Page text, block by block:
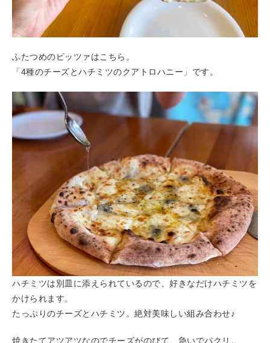
ふたつめのピッツァはこちら。
「4種のチーズとハチミツのクアトロハニー」です。
ハチミツは別皿に添えられているので、好きなだけハチミツを
かけられます。
たっぷりのチーズとハチミツ。絶対美味しい組み合わせ♪
焼きたてアツアツなのでチーズがのびて、急いでパクリ。